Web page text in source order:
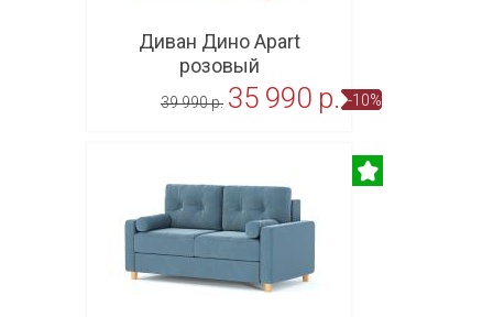
Диван Дино Apart
розовый
39 990 p. -10%
35 990 p.